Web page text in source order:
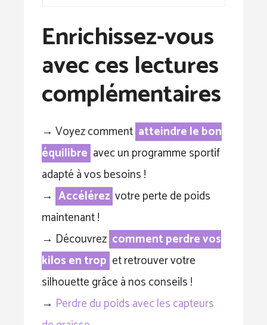
Enrichissez-vous
avec ces lectures
complémentaires
→ Voyez comment atteindre le bon
équilibre avec un programme sportif
adapté à vos besoins !
→ Accélérez votre perte de poids
maintenant !
→ Découvrez comment perdre vos
kilos en trop et retrouver votre
silhouette grâce à nos conseils !
→ Perdre du poids avec les capteurs